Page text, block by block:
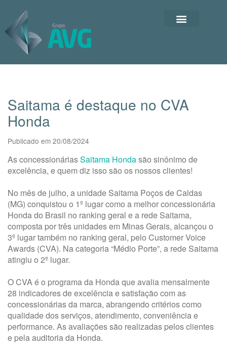
Saitama é destaque no CVA
Honda
Publicado em 20/08/2024
As concessionáriasSaitama Hondasão sinônimo de
excelência, e quem diz isso são os nossos clientes!
No mês de julho, a unidade Saitama Poços de Caldas
(MG) conquistou o 1º lugar como a melhor concessionária
Honda do Brasil no ranking geral e a rede Saitama,
composta por três unidades em Minas Gerais, alcançou o
3º lugar também no ranking geral, pelo Customer Voice
Awards (CVA). Na categoria “Médio Porte”, a rede Saitama
atingiu o 2º lugar.
O CVA é o programa da Honda que avalia mensalmente
28 indicadores de excelência e satisfação com as
concessionárias da marca, abrangendo critérios como
qualidade dos serviços, atendimento, conveniência e
performance. As avaliações são realizadas pelos clientes
e pela auditoria da Honda.